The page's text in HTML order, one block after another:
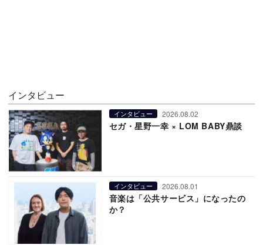
インタビュー
インタビュー 2026.08.02
セガ・星野一幸 × LOM BABY鼎談
インタビュー 2026.08.01
音楽は「公共サービス」になったの
か？